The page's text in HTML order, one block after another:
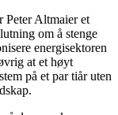
Peter Altmaier et
om å stenge
energisektoren
at et høyt
på et par tiår uten